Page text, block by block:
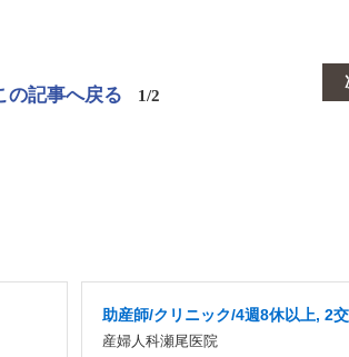
の記事へ戻る 1/2
助産師/クリニック/4週8休以上, 2
産婦人科瀬尾医院